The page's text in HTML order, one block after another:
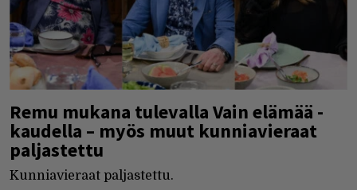
Remu mukana tulevalla Vain elämää -
kaudella – myös muut kunniavieraat
paljastettu
Kunniavieraat paljastettu.